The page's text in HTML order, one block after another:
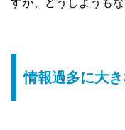
すが、どうしようも
情報過多に大